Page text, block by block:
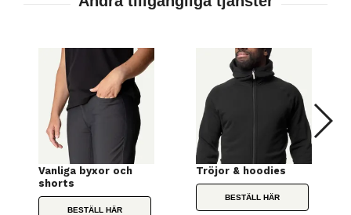
Vanliga byxor och
shorts
BESTÄLL HÄR
Tröjor & hoodies
BESTÄLL HÄR